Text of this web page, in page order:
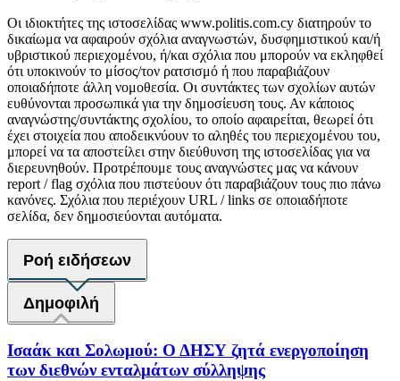
Οι ιδιοκτήτες της ιστοσελίδας www.politis.com.cy διατηρούν το
δικαίωμα να αφαιρούν σχόλια αναγνωστών, δυσφημιστικού και/ή
υβριστικού περιεχομένου, ή/και σχόλια που μπορούν να εκληφθεί
ότι υποκινούν το μίσος/τον ρατσισμό ή που παραβιάζουν
οποιαδήποτε άλλη νομοθεσία. Οι συντάκτες των σχολίων αυτών
ευθύνονται προσωπικά για την δημοσίευση τους. Αν κάποιος
αναγνώστης/συντάκτης σχολίου, το οποίο αφαιρείται, θεωρεί ότι
έχει στοιχεία που αποδεικνύουν το αληθές του περιεχομένου του,
μπορεί να τα αποστείλει στην διεύθυνση της ιστοσελίδας για να
διερευνηθούν. Προτρέπουμε τους αναγνώστες μας να κάνουν
report / flag σχόλια που πιστεύουν ότι παραβιάζουν τους πιο πάνω
κανόνες. Σχόλια που περιέχουν URL / links σε οποιαδήποτε
σελίδα, δεν δημοσιεύονται αυτόματα.
Ροή ειδήσεων
Δημοφιλή
Ισαάκ και Σολωμού: Ο ΔΗΣΥ ζητά ενεργοποίηση
των διεθνών ενταλμάτων σύλληψης